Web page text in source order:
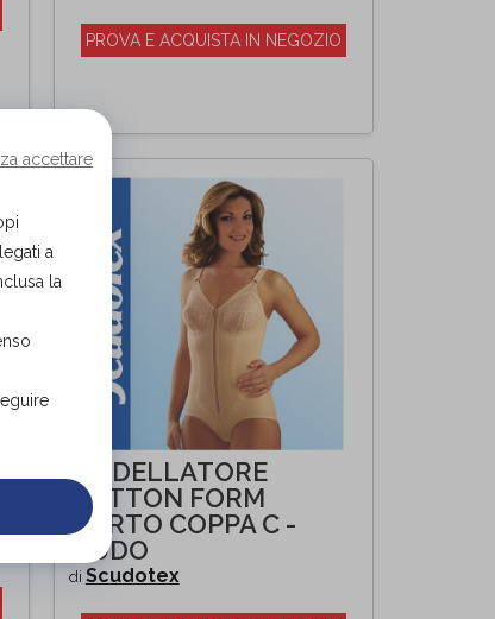
PROVA E ACQUISTA IN NEGOZIO
MODELLATORE
COTTON FORM
CORTO COPPA C -
NUDO
di Scudotex
accettare
a
la